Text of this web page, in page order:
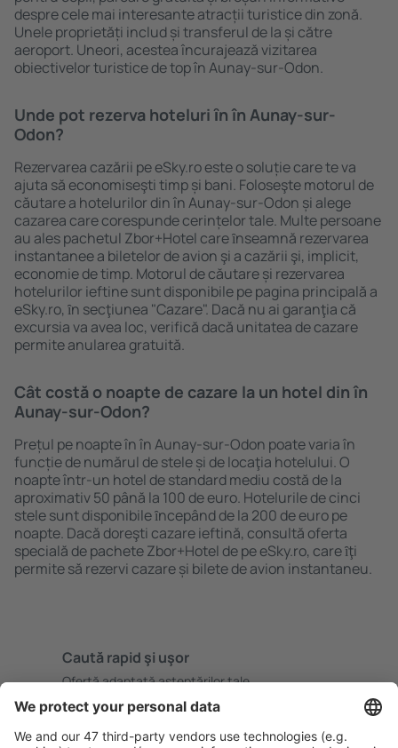
despre cele mai interesante atracții turistice din zonă.
Unele proprietăți includ și transferul de la și către
aeroport. Uneori, acestea încurajează vizitarea
obiectivelor turistice de top în Aunay-sur-Odon.
Unde pot rezerva hoteluri ȋn în Aunay-sur-
Odon?
Rezervarea cazării pe eSky.ro este o soluție care te va
ajuta să economiseşti timp și bani. Foloseşte motorul de
căutare a hotelurilor din în Aunay-sur-Odon și alege
cazarea care corespunde cerințelor tale. Multe persoane
au ales pachetul Zbor+Hotel care ȋnseamnă rezervarea
instantanee a biletelor de avion şi a cazării şi, implicit,
economie de timp. Motorul de căutare și rezervarea
hotelurilor ieftine sunt disponibile pe pagina principală a
eSky.ro, ȋn secţiunea "Cazare". Dacă nu ai garanţia că
excursia va avea loc, verifică dacă unitatea de cazare
permite anularea gratuită.
Cât costă o noapte de cazare la un hotel din în
Aunay-sur-Odon?
Prețul pe noapte în în Aunay-sur-Odon poate varia în
funcție de numărul de stele și de locaţia hotelului. O
noapte într-un hotel de standard mediu costă de la
aproximativ 50 până la 100 de euro. Hotelurile de cinci
stele sunt disponibile ȋncepând de la 200 de euro pe
noapte. Dacă doreşti cazare ieftină, consultă oferta
specială de pachete Zbor+Hotel de pe eSky.ro, care ȋţi
permite să rezervi cazare și bilete de avion instantaneu.
Caută rapid şi uşor
Ofertă adaptată aşteptărilor tale.
Planifică ȋn siguranţă